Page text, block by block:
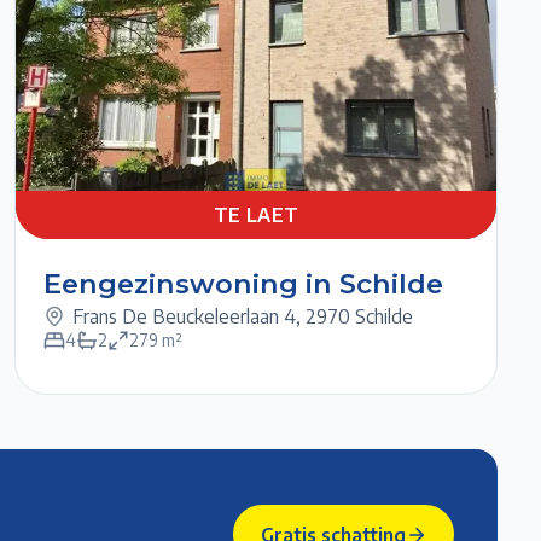
TE LAET
Previous slide
Next slide
TE
Eengezinswoning in Schilde
Frans De Beuckeleerlaan 4, 2970 Schilde
4 2 279 m²
Gratis schatting